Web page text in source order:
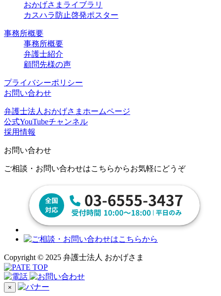
おかげさまライブラリ
カスハラ防止啓発ポスター
事務所概要
事務所概要
弁護士紹介
顧問先様の声
プライバシーポリシー
お問い合わせ
弁護士法人おかげさまホームページ
公式YouTubeチャンネル
採用情報
お問い合わせ
ご相談・お問い合わせはこちらからお気軽にどうぞ
Copyright © 2025 弁護士法人 おかげさま
×